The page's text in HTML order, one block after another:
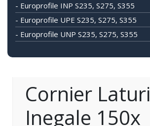
- Europrofile INP S235, S275, S355
- Europrofile UPE S235, S275, S355
- Europrofile UNP S235, S275, S355
Cornier Laturi
Inegale 150x